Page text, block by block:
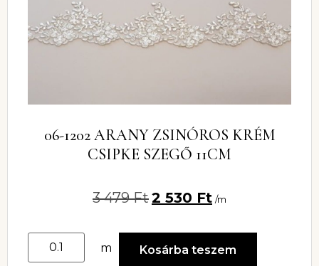
06-1202 ARANY ZSINÓROS KRÉM
CSIPKE SZEGŐ 11CM
3 479Ft2 530 Ft /m
m Kosárba teszem